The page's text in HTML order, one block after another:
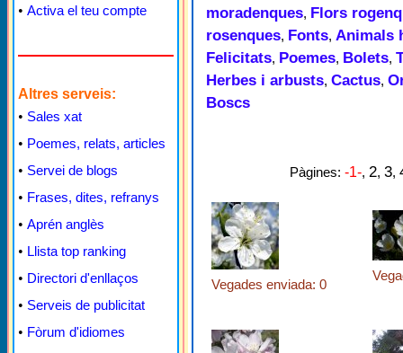
• Activa el teu compte
Altres serveis:
• Sales xat
• Poemes, relats, articles
• Servei de blogs
• Frases, dites, refranys
• Aprén anglès
• Llista top ranking
• Directori d'enllaços
• Serveis de publicitat
• Fòrum d'idiomes
moradenques, Flors
rosenques, Fonts, Animals
Felicitats, Poemes, Bolets,
Herbes i arbusts, Cactus,
Boscs
Pàgines: -1-, 2, 3,
Vegades enviada: 0